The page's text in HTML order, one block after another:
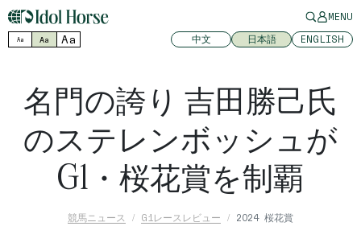
MENU
Aa Aa Aa 中文 日本語 ENGLISH
名門の誇り 吉田勝己氏
のステレンボッシュが
G1・桜花賞を制覇
競馬ニュース G1レースレビュー 2024 桜花賞